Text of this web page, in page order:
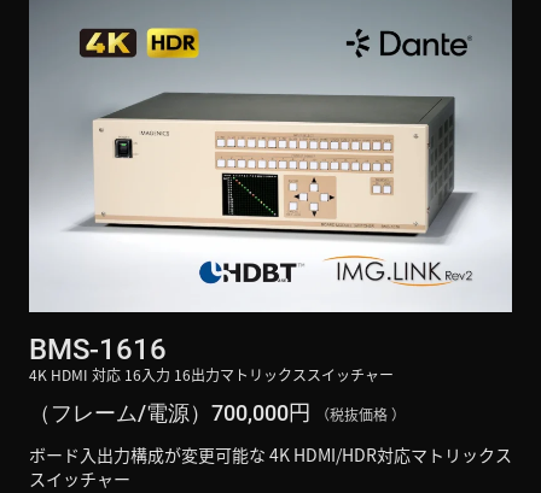
BMS-1616
4K HDMI 対応 16入力 16出力マトリックススイッチャー
（フレーム/電源）700,000円 （税抜価格 ）
ボード入出力構成が変更可能な 4K HDMI/HDR対応マトリックス
スイッチャー